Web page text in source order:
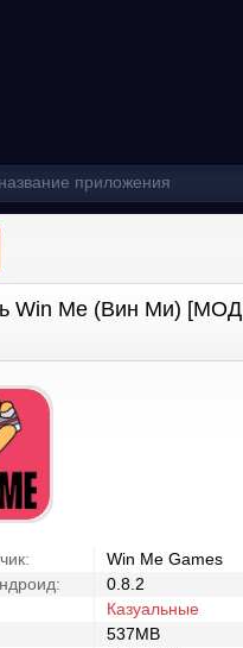
Win Me (Вин Ми) [МОД
Win Me Games
0.8.2
Казуальные
537MB